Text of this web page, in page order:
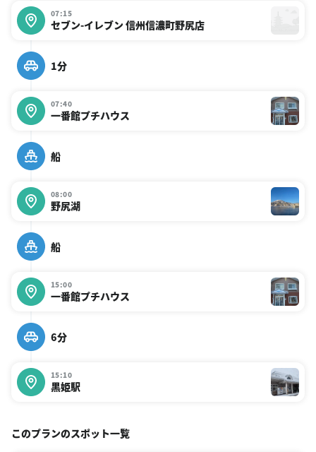
07:15
セブン-イレブン 信州信濃町野尻店
1分
07:40
一番館プチハウス
船
08:00
野尻湖
船
15:00
一番館プチハウス
6分
15:10
黒姫駅
このプランのスポット一覧